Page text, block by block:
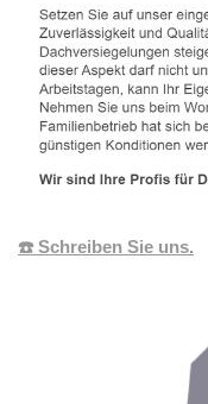
☎️ Schreiben Sie uns.